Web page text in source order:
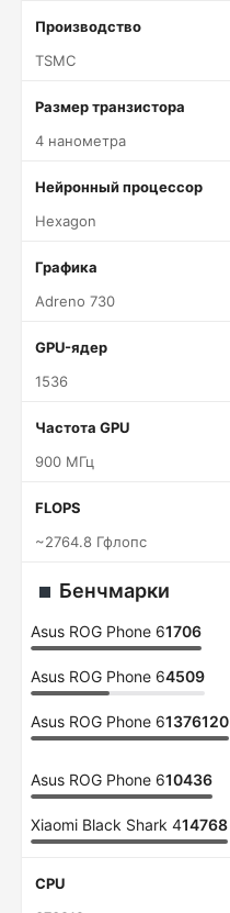
Производство
TSMC
Размер транзистора
4 нанометра
Нейронный процессор
Hexagon
Графика
Adreno 730
GPU-ядер
1536
Частота GPU
900 МГц
FLOPS
~2764.8 Гфлопс
Бенчмарки
Asus ROG Phone 61706
Asus ROG Phone 64509
Asus ROG Phone 61376120
Asus ROG Phone 610436
Xiaomi Black Shark 414768
CPU